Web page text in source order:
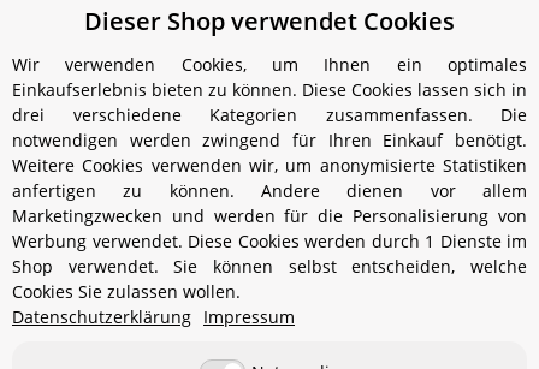
Vorheizschale Messing
verchromt
(HK250/350/500)
11,99 € *
Pumpenknopf blau
(Petromax)
(HK150/250/350/500)
3,49 € *
Informationen
Dieser Shop verwendet Cookies
Wir verwenden Cookies, um Ihnen ein optimales
Einkaufserlebnis bieten zu können. Diese Cookies lassen sich in
drei verschiedene Kategorien zusammenfassen. Die
notwendigen werden zwingend für Ihren Einkauf benötigt.
Weitere Cookies verwenden wir, um anonymisierte Statistiken
anfertigen zu können. Andere dienen vor allem
Marketingzwecken und werden für die Personalisierung von
Werbung verwendet. Diese Cookies werden durch 1 Dienste im
Shop verwendet. Sie können selbst entscheiden, welche
Cookies Sie zulassen wollen.
Datenschutzerklärung Impressum